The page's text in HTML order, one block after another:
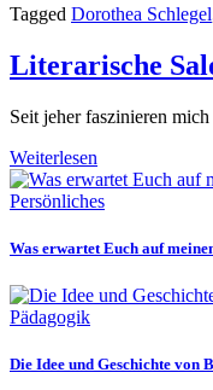
Tagged Dorothea Schlegel
Literarische
Seit jeher faszinieren
Weiterlesen
Persönliches
Was erwartet Euch auf
Pädagogik
Die Idee und Geschichte von